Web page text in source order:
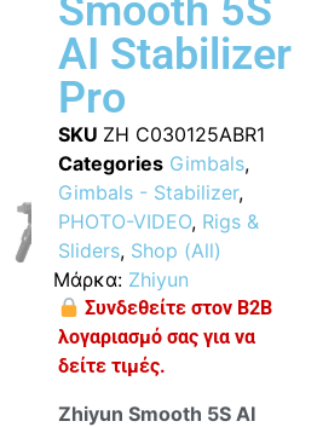
Smooth 5S
AI Stabilizer
Pro
SKU ZH C030125ABR1
Categories Gimbals,
Gimbals - Stabilizer,
PHOTO-VIDEO, Rigs &
Sliders, Shop (All)
Μάρκα: Zhiyun
Συνδεθείτε στον B2B
λογαριασμό σας για να
δείτε τιμές.
Zhiyun Smooth 5S AI